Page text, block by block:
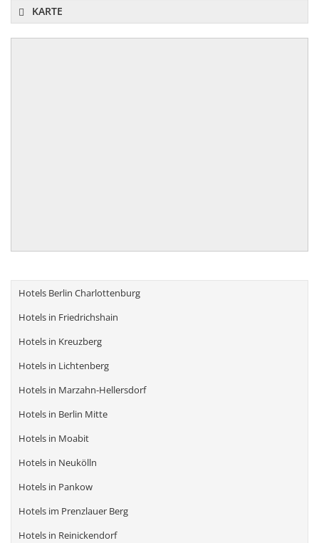
KARTE
Hotels Berlin Charlottenburg
Hotels in Friedrichshain
Hotels in Kreuzberg
Hotels in Lichtenberg
Hotels in Marzahn-Hellersdorf
Hotels in Berlin Mitte
Hotels in Moabit
Hotels in Neukölln
Hotels in Pankow
Hotels im Prenzlauer Berg
Hotels in Reinickendorf